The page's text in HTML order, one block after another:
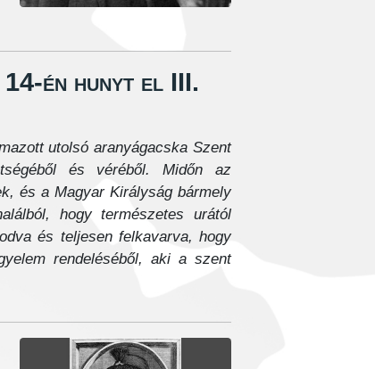
én hunyt el III.
utolsó aranyágacska Szent
és véréből. Midőn az
és a Magyar Királyság bármely
hogy természetes urától
és teljesen felkavarva, hogy
rendeléséből, aki a szent